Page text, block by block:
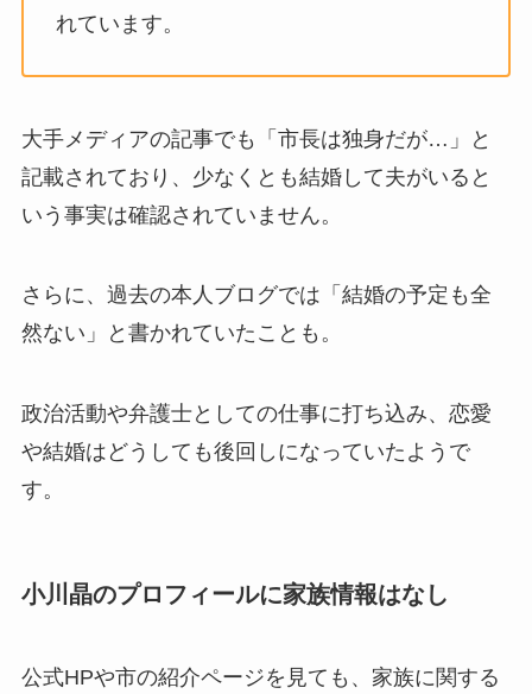
れています。
大手メディアの記事でも「市長は独身だが…」と
記載されており、少なくとも結婚して夫がいると
いう事実は確認されていません。
さらに、過去の本人ブログでは「結婚の予定も全
然ない」と書かれていたことも。
政治活動や弁護士としての仕事に打ち込み、恋愛
や結婚はどうしても後回しになっていたようで
す。
小川晶のプロフィールに家族情報はなし
公式HPや市の紹介ページを見ても、家族に関する